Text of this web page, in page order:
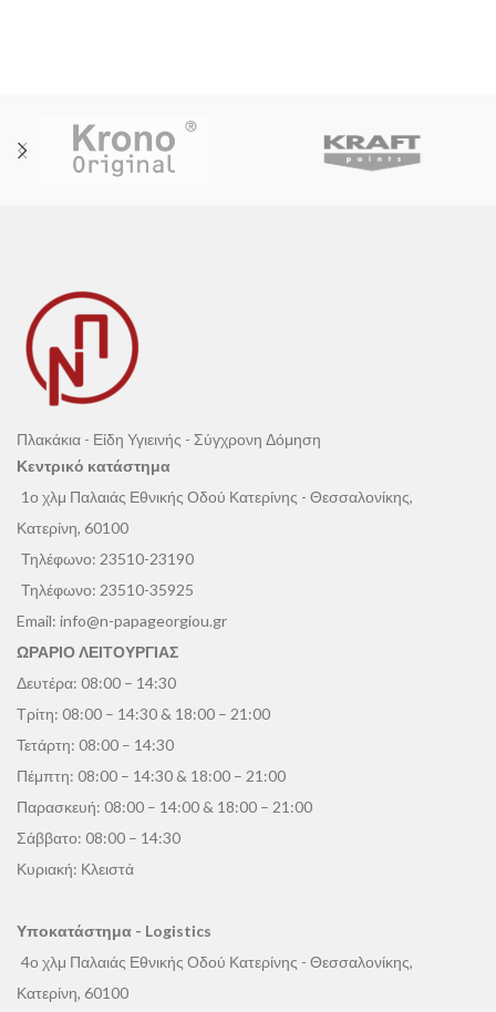
Πλακάκια - Είδη Υγιεινής - Σύγχρονη Δόμηση
Κεντρικό κατάστημα
1ο χλμ Παλαιάς Εθνικής Οδού Κατερίνης - Θεσσαλονίκης,
Κατερίνη, 60100
Τηλέφωνο: 23510-23190
Τηλέφωνο: 23510-35925
Email: info@n-papageorgiou.gr
ΩΡΑΡΙΟ ΛΕΙΤΟΥΡΓΙΑΣ
Δευτέρα: 08:00 – 14:30
Τρίτη: 08:00 – 14:30 & 18:00 – 21:00
Τετάρτη: 08:00 – 14:30
Πέμπτη: 08:00 – 14:30 & 18:00 – 21:00
Παρασκευή: 08:00 – 14:00 & 18:00 – 21:00
Σάββατο: 08:00 – 14:30
Κυριακή: Κλειστά
Υποκατάστημα - Logistics
4ο χλμ Παλαιάς Εθνικής Οδού Κατερίνης - Θεσσαλονίκης,
Κατερίνη, 60100